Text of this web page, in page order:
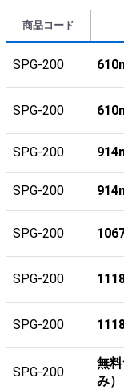
商品コード
SPG-200
SPG-200
SPG-200
SPG-200
SPG-200
SPG-200
SPG-200
SPG-200
無
み）